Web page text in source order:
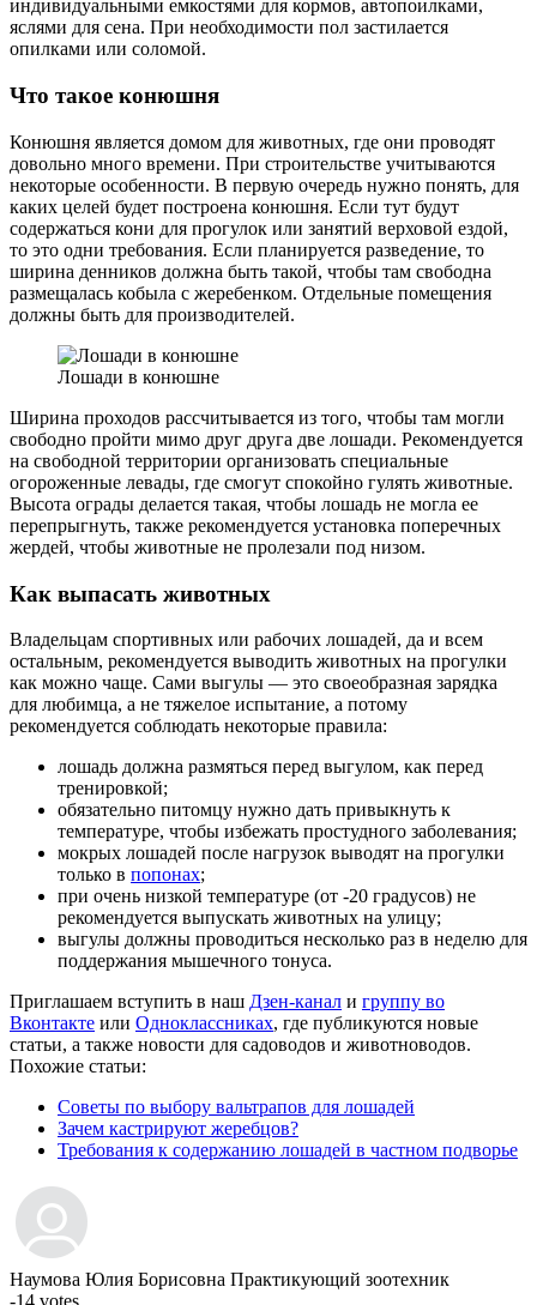
индивидуальными емкостями для кормов, автопоилками,
яслями для сена. При необходимости пол застилается
опилками или соломой.
Что такое конюшня
Конюшня является домом для животных, где они проводят
довольно много времени. При строительстве учитываются
некоторые особенности. В первую очередь нужно понять, для
каких целей будет построена конюшня. Если тут будут
содержаться кони для прогулок или занятий верховой ездой,
то это одни требования. Если планируется разведение, то
ширина денников должна быть такой, чтобы там свободна
размещалась кобыла с жеребенком. Отдельные помещения
должны быть для производителей.
Лошади в конюшне
Ширина проходов рассчитывается из того, чтобы там могли
свободно пройти мимо друг друга две лошади. Рекомендуется
на свободной территории организовать специальные
огороженные левады, где смогут спокойно гулять животные.
Высота ограды делается такая, чтобы лошадь не могла ее
перепрыгнуть, также рекомендуется установка поперечных
жердей, чтобы животные не пролезали под низом.
Как выпасать животных
Владельцам спортивных или рабочих лошадей, да и всем
остальным, рекомендуется выводить животных на прогулки
как можно чаще. Сами выгулы — это своеобразная зарядка
для любимца, а не тяжелое испытание, а потому
рекомендуется соблюдать некоторые правила:
лошадь должна размяться перед выгулом, как перед
тренировкой;
обязательно питомцу нужно дать привыкнуть к
температуре, чтобы избежать простудного заболевания;
мокрых лошадей после нагрузок выводят на прогулки
только в попонах;
при очень низкой температуре (от -20 градусов) не
рекомендуется выпускать животных на улицу;
выгулы должны проводиться несколько раз в неделю для
поддержания мышечного тонуса.
Приглашаем вступить в наш Дзен-канал и группу во
Вконтакте или Одноклассниках, где публикуются новые
статьи, а также новости для садоводов и животноводов.
Похожие статьи:
Советы по выбору вальтрапов для лошадей
Зачем кастрируют жеребцов?
Требования к содержанию лошадей в частном подворье
Наумова Юлия Борисовна Практикующий зоотехник